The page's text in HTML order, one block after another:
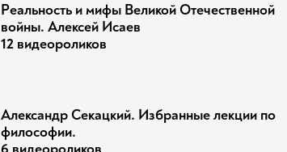
Реальность и мифы Великой Отечественной
войны. Алексей Исаев
12 видеороликов
Александр Секацкий. Избранные лекции по
философии.